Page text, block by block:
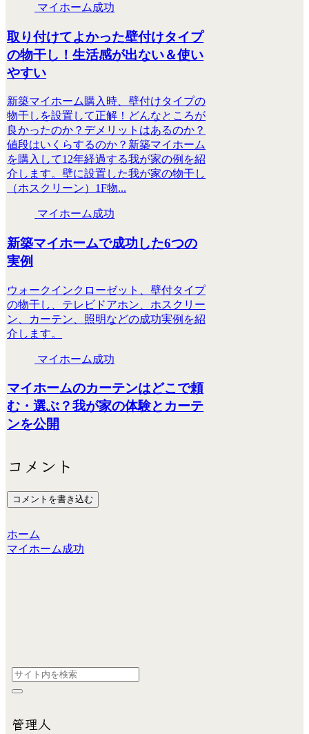
マイホーム成功
取り付けてよかった壁付けタイプ
の物干し！生活感が出ない＆使い
やすい
新築マイホーム購入時、壁付けタイプの
物干しを設置して正解！どんなところが
良かったのか？デメリットはあるのか？
値段はいくらするのか？新築マイホーム
を購入して12年経過する我が家の例を紹
介します。壁に設置した我が家の物干し
（ホスクリーン）1F物...
マイホーム成功
新築マイホームで成功した6つの
実例
ウォークインクローゼット、壁付タイプ
の物干し、テレビドアホン、ホスクリー
ン、カーテン、照明などの成功実例を紹
介します。
マイホーム成功
マイホームのカーテンはどこで頼
む・選ぶ？我が家の体験とカーテ
ンを公開
コメント
コメントを書き込む
ホーム
マイホーム成功
管理人